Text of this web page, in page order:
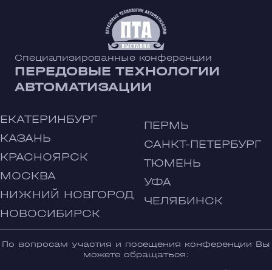
Специализированные конференции
ПЕРЕДОВЫЕ ТЕХНОЛОГИИ
АВТОМАТИЗАЦИИ
ЕКАТЕРИНБУРГ
КАЗАНЬ
КРАСНОЯРСК
МОСКВА
НИЖНИЙ НОВГОРОД
НОВОСИБИРСК
ПЕРМЬ
САНКТ-ПЕТЕРБУРГ
ТЮМЕНЬ
УФА
ЧЕЛЯБИНСК
По вопросам участия и посещения конференции Вы
можете обращаться: